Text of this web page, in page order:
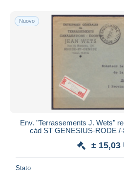
Nuovo
Env. "Terrassements J. Wets"
càd ST GENESIUS-RODE
± 15,03
Stato